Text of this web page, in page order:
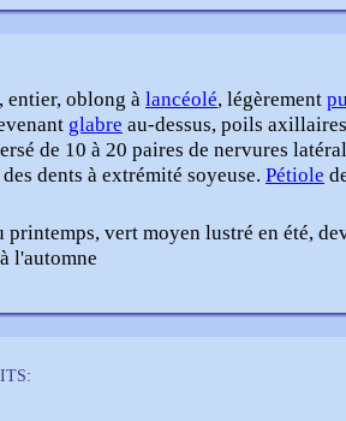
entier, oblong à lancéolé, légèrement
glabre au-dessus, poils
de 10 à 20 paires de nervures
dents à extrémité soyeuse. Pétiole
printemps, vert moyen lustré en été,
l'automne